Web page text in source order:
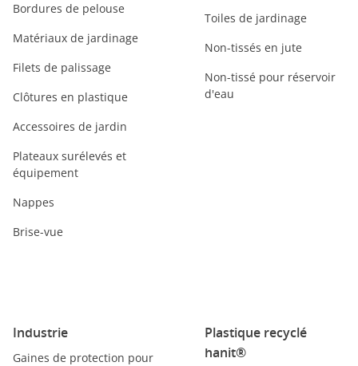
Bordures de pelouse
Matériaux de jardinage
Filets de palissage
Clôtures en plastique
Accessoires de jardin
Plateaux surélevés et
équipement
Nappes
Brise-vue
Toiles de jardinage
Non-tissés en jute
Non-tissé pour réservoir
d'eau
Industrie
Gaines de protection pour
Plastique recyclé
hanit®